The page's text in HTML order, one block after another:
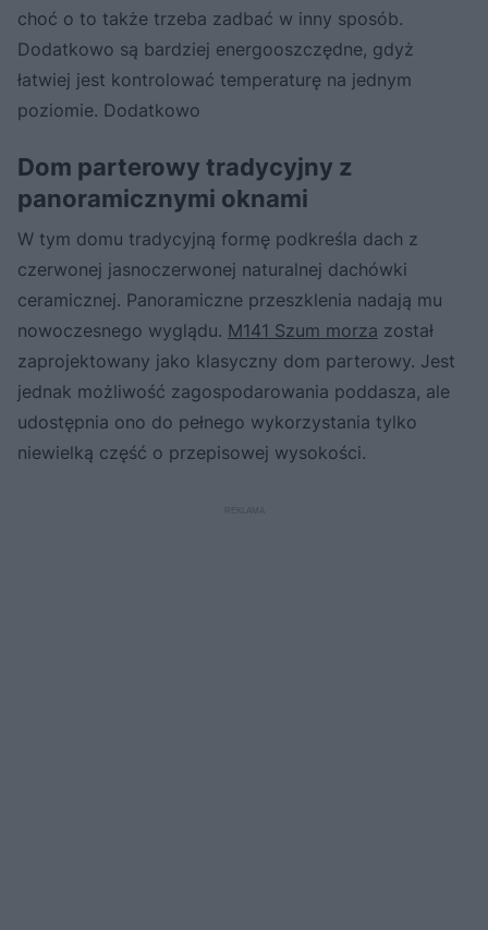
choć o to także trzeba zadbać w inny sposób.
Dodatkowo są bardziej energooszczędne, gdyż
łatwiej jest kontrolować temperaturę na jednym
poziomie. Dodatkowo
Dom parterowy tradycyjny z
panoramicznymi oknami
W tym domu tradycyjną formę podkreśla dach z
czerwonej jasnoczerwonej naturalnej dachówki
ceramicznej. Panoramiczne przeszklenia nadają mu
nowoczesnego wyglądu. M141 Szum morza został
zaprojektowany jako klasyczny dom parterowy. Jest
jednak możliwość zagospodarowania poddasza, ale
udostępnia ono do pełnego wykorzystania tylko
niewielką część o przepisowej wysokości.